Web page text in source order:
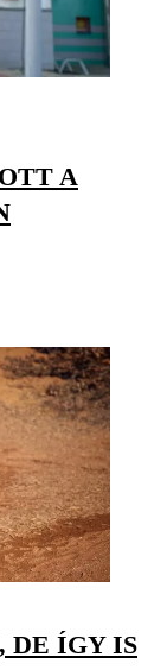
A
DE ÍGY IS